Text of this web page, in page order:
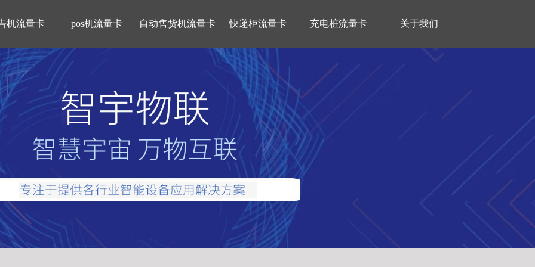
机流量卡 pos机流量卡 自动售货机流量卡 快递柜流量卡 充电桩流量卡 关于我们